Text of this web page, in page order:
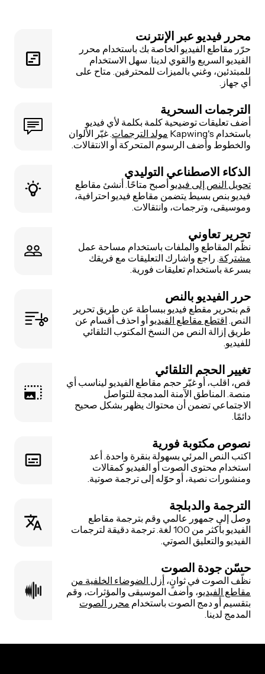
محرر فيديو عبر الإنترنت
حرّر مقاطع الفيديو الخاصة بك باستخدام محرر
الفيديو السريع والقوي لدينا. سهل الاستخدام
للمبتدئين، وغني بالميزات للمحترفين. متاح على
أي جهاز.
الترجمات السحرية
أضف تعليقات توضيحية كلمة بكلمة لأي فيديو
باستخدام Kapwing's
مولد الترجمات . غيّر الألوان
والخطوط وأضف الرسوم المتحركة أو الانتقالات.
الذكاء الاصطناعي التوليدي
تحويل النص إلى فيديو أصبح متاحًا. أنشئ مقاطع
فيديو بنص بسيط يتضمن مقاطع فيديو احترافية،
وموسيقى، وترجمات، وانتقالات.
تحرير تعاوني
نظّم المقاطع والملفات باستخدام مساحة عمل
مشتركة . راجع واشارك التعليقات مع فريقك
بسرعة باستخدام تعليقات فورية.
حرر الفيديو بالنص
قم بتحرير مقطع فيديو ببساطة عن طريق تحرير
النص. اقتطع مقاطع الفيديو أو احذف أقسام عن
طريق إزالة النص من النسخ المكتوب التلقائي
للفيديو.
تغيير الحجم التلقائي
قص، اقلب، أو غيّر حجم مقاطع الفيديو ليناسب أي
منصة. المناطق الآمنة المدمجة للتواصل
الاجتماعي تضمن أن محتواك يظهر بشكل صحيح
دائمًا.
نصوص مكتوبة فورية
اكتب النص المرئي بسهولة بنقرة واحدة. أعد
استخدام محتوى الصوت أو الفيديو كمقالات
ومنشورات نصية، أو حوّله إلى ترجمة صوتية.
الترجمة والدبلجة
وصل إلى جمهور عالمي وقم بترجمة مقاطع
الفيديو بأكثر من 100 لغة. ترجمة دقيقة لترجمات
الفيديو والتعليق الصوتي.
حسّن جودة الصوت
نظّف الصوت في ثوانٍ، أزل الضوضاء الخلفية من
مقاطع الفيديو، وأضف الموسيقى والمؤثرات، وقم
بتقسيم أو دمج الصوت باستخدام محرر الصوت
المدمج لدينا.